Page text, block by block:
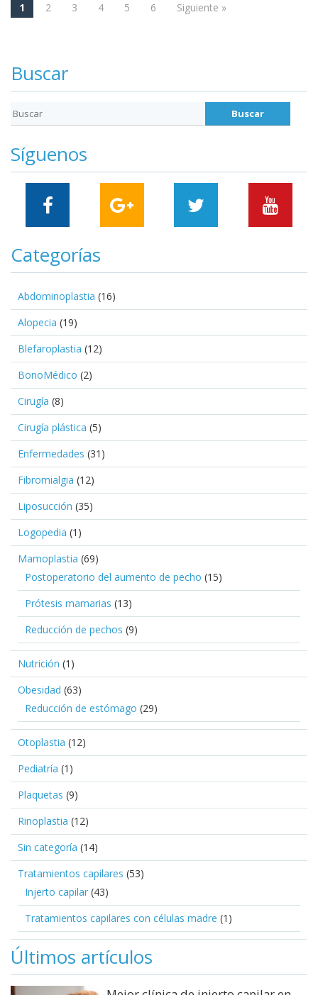
Navegación
1 2 3 4 5 6 Siguiente »
Buscar
Síguenos
Categorías
Abdominoplastia (16)
Alopecia (19)
Blefaroplastia (12)
BonoMédico (2)
Cirugía (8)
Cirugía plástica (5)
Enfermedades (31)
Fibromialgia (12)
Liposucción (35)
Logopedia (1)
Mamoplastia (69)
Postoperatorio del aumento de pecho (15)
Prótesis mamarias (13)
Reducción de pechos (9)
Nutrición (1)
Obesidad (63)
Reducción de estómago (29)
Otoplastia (12)
Pediatría (1)
Plaquetas (9)
Rinoplastia (12)
Sin categoría (14)
Tratamientos capilares (53)
Injerto capilar (43)
Tratamientos capilares con células madre (1)
Últimos artículos